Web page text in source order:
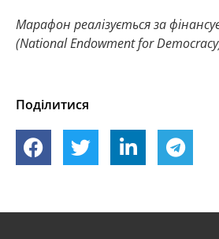
Марафон реалізується за
(National Endowment for
Поділитися